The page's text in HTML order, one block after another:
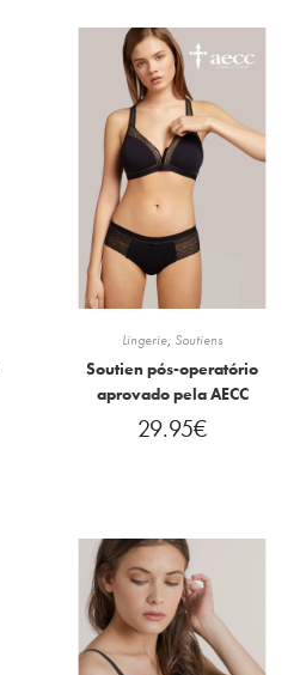
Lingerie, Soutiens
Soutien pós-operatório
aprovado pela AECC
29.95€